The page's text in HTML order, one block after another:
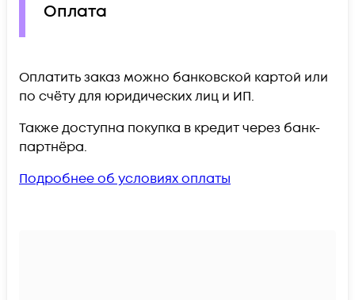
Оплата
Оплатить заказ можно банковской картой или
по счёту для юридических лиц и ИП.
Также доступна покупка в кредит через банк-
партнёра.
Подробнее об условиях оплаты